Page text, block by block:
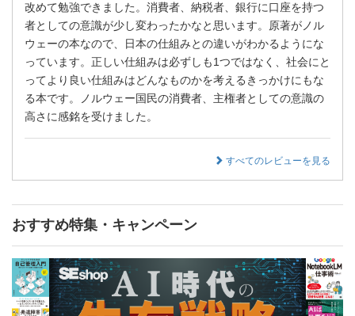
改めて勉強できました。消費者、納税者、銀行に口座を持つ
者としての意識が少し変わったかなと思います。原著がノル
ウェーの本なので、日本の仕組みとの違いがわかるようにな
っています。正しい仕組みは必ずしも1つではなく、社会にと
ってより良い仕組みはどんなものかを考えるきっかけにもな
る本です。ノルウェー国民の消費者、主権者としての意識の
高さに感銘を受けました。
すべてのレビューを見る
おすすめ特集・キャンペーン